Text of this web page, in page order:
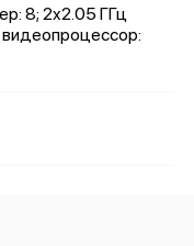
8; 2x2.05 ГГц